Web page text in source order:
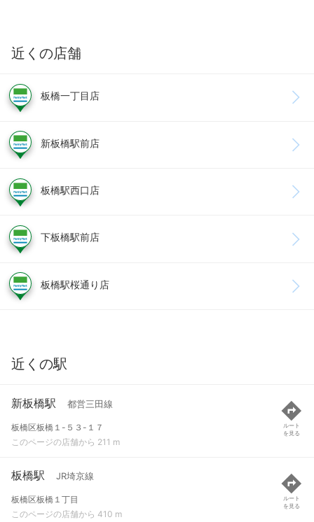
近くの店舗
板橋一丁目店
新板橋駅前店
板橋駅西口店
下板橋駅前店
板橋駅桜通り店
近くの駅
新板橋駅 都営三田線
板橋区板橋１-５３-１７
このページの店舗から 211 m
ルート
を見る
板橋駅 JR埼京線
板橋区板橋１丁目
このページの店舗から 410 m
ルート
を見る